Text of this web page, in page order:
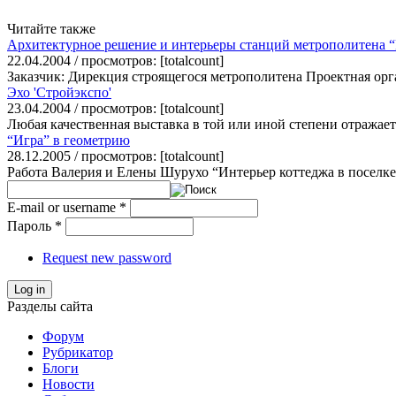
Читайте также
Архитектурное решение и интерьеры станций
22.04.2004 / просмотров: [totalcount]
Заказчик: Дирекция строящегося метрополитена
Эхо 'Cтройэкспо'
23.04.2004 / просмотров: [totalcount]
Любая качественная выставка в той или иной степени
“Игра” в геометрию
28.12.2005 / просмотров: [totalcount]
Работа Валерия и Елены Шурухо “Интерьер коттеджа в
E-mail or username *
Пароль *
Request new password
Log in
Разделы сайта
Форум
Рубрикатор
Блоги
Новости